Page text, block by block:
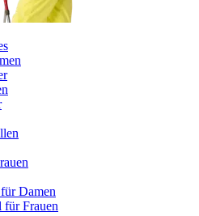
Damen
für Frauen